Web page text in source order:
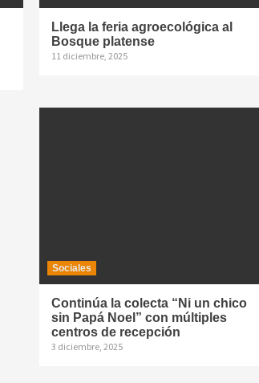
Llega la feria agroecológica al
Bosque platense
11 diciembre, 2025
Sociales
Continúa la colecta “Ni un chico
sin Papá Noel” con múltiples
centros de recepción
3 diciembre, 2025